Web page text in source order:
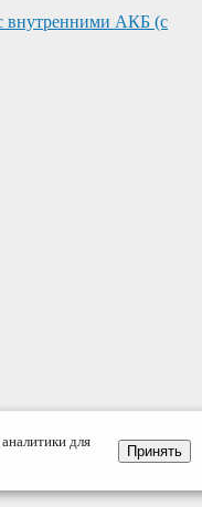
внутренними АКБ (с
для
Принять